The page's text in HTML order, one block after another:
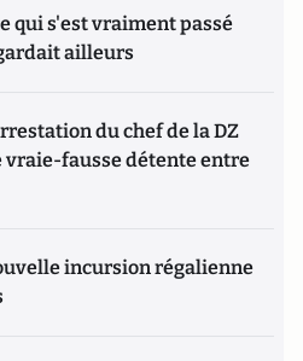
qui s'est vraiment passé
ailleurs
du chef de la DZ
vraie-fausse détente entre
incursion régalienne